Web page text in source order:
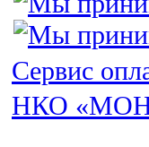
Сервис
НКО